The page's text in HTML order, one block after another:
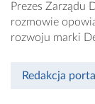
Prezes Zarządu
rozmowie
rozwoju marki
Redakcja